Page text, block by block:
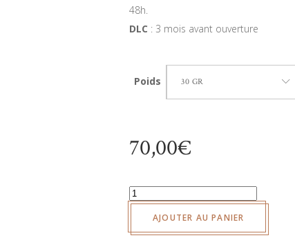
48h.
DLC : 3 mois avant ouverture
Poids 30 GR
70,00€
quantité
Oscietre
AJOUTER AU PANIER